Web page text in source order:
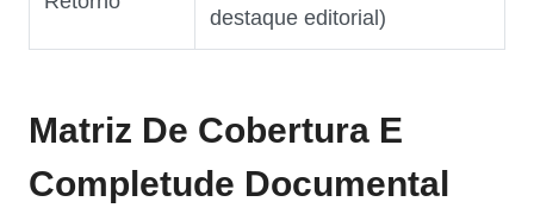
destaque editorial)
Matriz De Cobertura E
Completude Documental